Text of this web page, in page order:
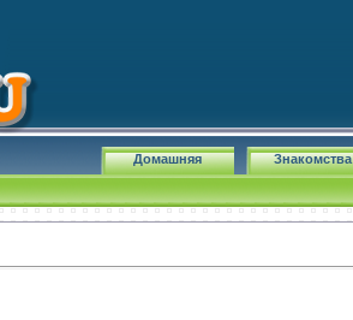
Знакомства
Домашняя